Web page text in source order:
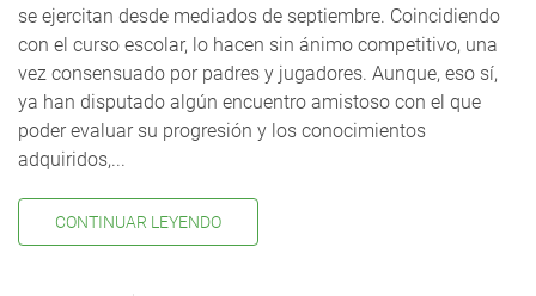
se ejercitan desde mediados de septiembre. Coincidiendo
con el curso escolar, lo hacen sin ánimo competitivo, una
vez consensuado por padres y jugadores. Aunque, eso sí,
ya han disputado algún encuentro amistoso con el que
poder evaluar su progresión y los conocimientos
adquiridos,...
CONTINUAR LEYENDO